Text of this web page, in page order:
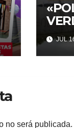
JUL
no será publicada.